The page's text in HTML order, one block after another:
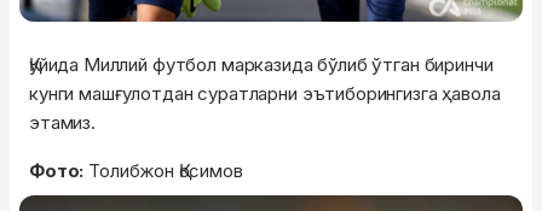
Қуйида Миллий футбол марказида бўлиб ўтган биринчи
кунги машғулотдан суратларни эътиборингизга ҳавола
этамиз.
Фото: Толибжон Қосимов